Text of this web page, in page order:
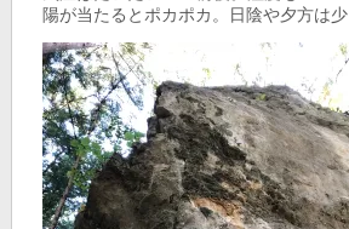
陽が当たるとポカポカ。日陰や夕方は少